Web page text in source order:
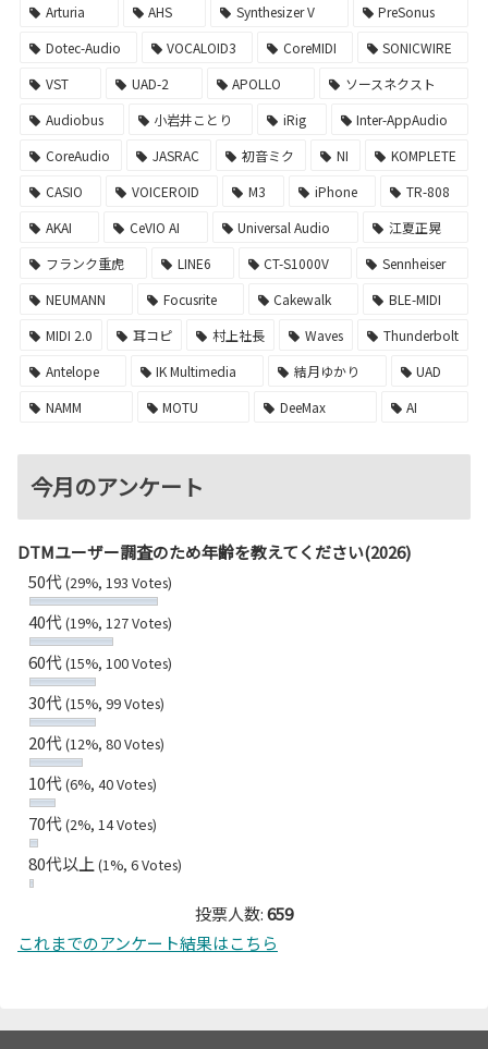
Arturia
AHS Synthesizer V
PreSonus
Dotec-Audio
VOCALOID3 CoreMIDI
SONICWIRE
VST
UAD-2 APOLLO
ソースネクスト
Audiobus
小岩井ことり iRig
Inter-AppAudio
CoreAudio
JASRAC 初音ミク NI
KOMPLETE
CASIO
VOICEROID M3 iPhone
TR-808
AKAI
CeVIO AI Universal Audio
江夏正晃
フランク重虎
LINE6 CT-S1000V
Sennheiser
NEUMANN
Focusrite Cakewalk
BLE-MIDI
MIDI 2.0
耳コピ 村上社長 Waves
Thunderbolt
Antelope
IK Multimedia 結月ゆかり
UAD
NAMM
MOTU DeeMax AI
今月のアンケート
DTMユーザー調査のため年齢を教えてください(2026)
50代(29%, 193 Votes)
40代(19%, 127 Votes)
60代(15%, 100 Votes)
30代(15%, 99 Votes)
20代(12%, 80 Votes)
10代(6%, 40 Votes)
70代(2%, 14 Votes)
80代以上 (1%, 6 Votes)
投票人数:659
これまでのアンケート結果はこちら